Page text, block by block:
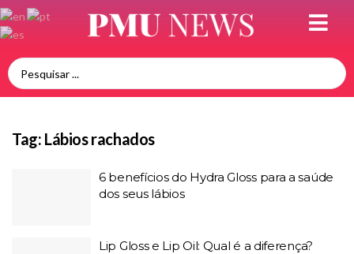
Tag: Lábios rachados
6 benefícios do Hydra Gloss para a saúde
dos seus lábios
Lip Gloss e Lip Oil: Qual é a diferença?